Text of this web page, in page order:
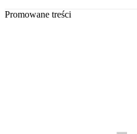
Promowane treści